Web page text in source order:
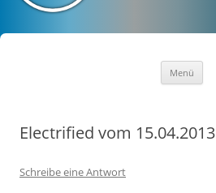
Menü
Electrified vom 15.04.2013
Schreibe eine Antwort